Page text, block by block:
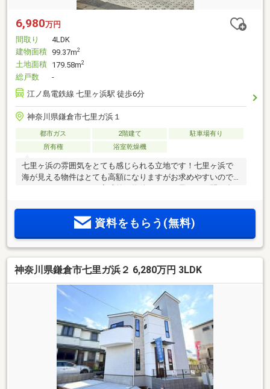
6,980万円
間取り
4LDK
建物面積 99.37m2
土地面積 179.58m2
総戸数
-
江ノ島電鉄線 七里ヶ浜駅 徒歩6分
神奈川県鎌倉市七里ガ浜１
都市ガス 2階建て
駐車場有り
所有権
浴室乾燥機
七里ヶ浜の雰囲気をとても感じられる立地です！七里ヶ浜で
海が見える物件はとても高額になりますがお求めやすいので
資料をもらう(無料)
神奈川県鎌倉市七里ガ浜２ 6,280万円 3LDK